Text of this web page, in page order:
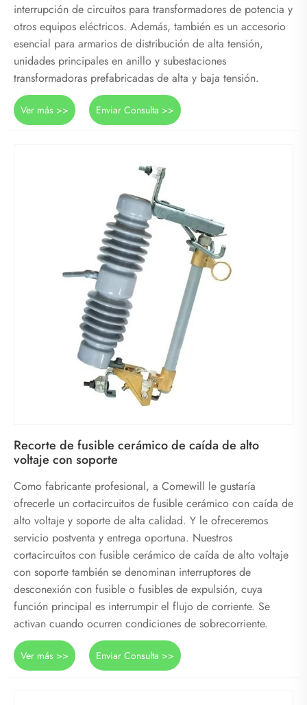
interrupción de circuitos para transformadores de potencia y
otros equipos eléctricos. Además, también es un accesorio
esencial para armarios de distribución de alta tensión,
unidades principales en anillo y subestaciones
transformadoras prefabricadas de alta y baja tensión.
Ver más >> Enviar Consulta >>
Recorte de fusible cerámico de caída de alto
voltaje con soporte
Como fabricante profesional, a Comewill le gustaría
ofrecerle un cortacircuitos de fusible cerámico con caída de
alto voltaje y soporte de alta calidad. Y le ofreceremos
servicio postventa y entrega oportuna. Nuestros
cortacircuitos con fusible cerámico de caída de alto voltaje
con soporte también se denominan interruptores de
desconexión con fusible o fusibles de expulsión, cuya
función principal es interrumpir el flujo de corriente. Se
activan cuando ocurren condiciones de sobrecorriente.
Ver más >> Enviar Consulta >>